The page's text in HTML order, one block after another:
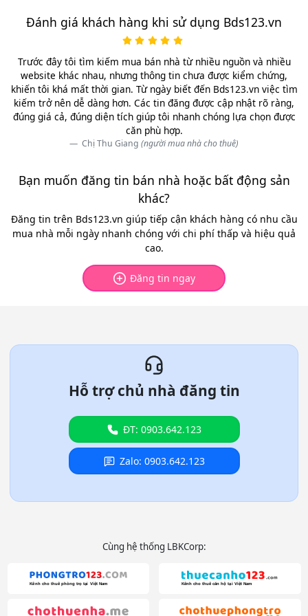
Đánh giá khách hàng khi sử dụng Bds123.vn
Trước đây tôi tìm kiếm mua bán nhà từ nhiều nguồn và nhiều
website khác nhau, nhưng thông tin chưa được kiểm chứng,
khiến tôi khá mất thời gian. Từ ngày biết đến Bds123.vn việc tìm
kiếm trở nên dễ dàng hơn. Các tin đăng được cập nhật rõ ràng,
đúng giá cả, đúng diện tích giúp tôi nhanh chóng lựa chọn được
căn phù hợp.
Chị Thu Giang (người mua nhà cho thuê)
Bạn muốn đăng tin bán nhà hoặc bất động sản
khác?
Đăng tin trên Bds123.vn giúp tiếp cận khách hàng có nhu cầu
mua nhà mỗi ngày nhanh chóng với chi phí thấp và hiệu quả
cao.
Đăng tin ngay
Hỗ trợ chủ nhà đăng tin
ĐT: 0903.642.123
Zalo: 0903.642.123
Cùng hệ thống LBKCorp: